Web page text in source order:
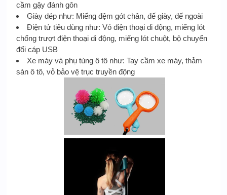
cầm gậy đánh gôn
Giày dép như: Miếng đệm gót chân, đế giày, đế ngoài
Điện tử tiêu dùng như: Vỏ điện thoại di động, miếng lót
chống trượt điện thoại di động, miếng lót chuột, bộ chuyển
đổi cáp USB
Xe máy và phụ tùng ô tô như: Tay cầm xe máy, thảm
sàn ô tô, vỏ bảo vệ trục truyền động